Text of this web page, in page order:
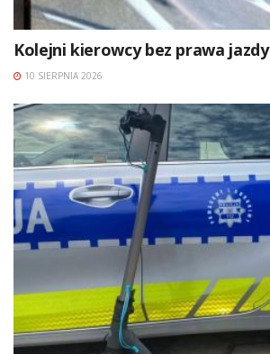
Kolejni kierowcy bez prawa jazdy
10 SIERPNIA 2026